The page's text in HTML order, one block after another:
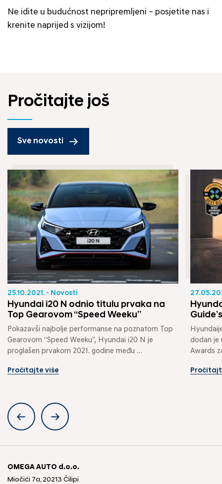
Ne idite u budućnost nepripremljeni – posjetite nas i
krenite naprijed s vizijom!
Pročitajte još
Sve novosti
25.10.2021. - Novosti
Hyundai i20 N odnio titulu prvaka na
Top Gearovom “Speed Weeku”
Pokazavši najbolje performanse na poznatom Top
Gearovom “Speed Weeku”, Hyundai i20 N je
proglašen prvakom 2021. godine među
Pročitajte više
dodan je
Awards
OMEGA AUTO d.o.o.
Miočići 7a, 20213 Čilipi